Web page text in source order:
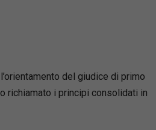
del giudice di primo
richiamato i principi consolidati in